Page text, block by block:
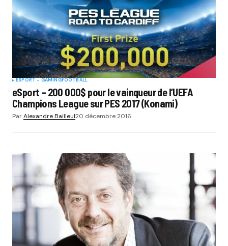
ESPORT - GAMINGFOOTBALL
eSport – 200 000$ pour le vainqueur de l’UEFA
Champions League sur PES 2017 (Konami)
ParAlexandre Bailleul20 décembre 2016